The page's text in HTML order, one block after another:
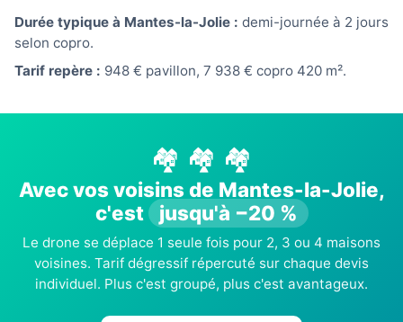
Durée typique à Mantes-la-Jolie : demi-journée à 2 jours
selon copro.
Tarif repère : 948 € pavillon, 7 938 € copro 420 m².
🏘️ 🏘️ 🏘️
Avec vos voisins de Mantes-la-Jolie,
c'est
jusqu'à −20 %
Le drone se déplace 1 seule fois pour 2, 3 ou 4 maisons
voisines. Tarif dégressif répercuté sur chaque devis
individuel. Plus c'est groupé, plus c'est avantageux.